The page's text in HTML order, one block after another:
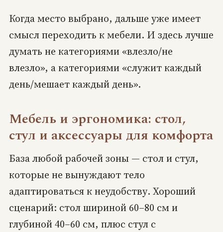
Когда место выбрано, дальше уже имеет
смысл переходить к мебели. И здесь лучше
думать не категориями «влезло/не
влезло», а категориями «служит каждый
день/мешает каждый день».
Мебель и эргономика: стол,
стул и аксессуары для комфорта
База любой рабочей зоны — стол и стул,
которые не вынуждают тело
адаптироваться к неудобству. Хороший
сценарий: стол шириной 60–80 см и
глубиной 40–60 см, плюс стул с